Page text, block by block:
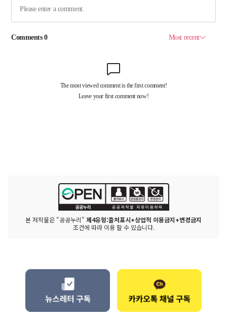
본 저작물은 "공공누리" 제4유형:출처표시+상업적 이용금지+변경금지
조건에 따라 이용 할 수 있습니다.